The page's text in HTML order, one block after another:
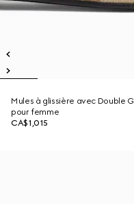
Mules à glissière avec Double G
pour femme
CA$1,015